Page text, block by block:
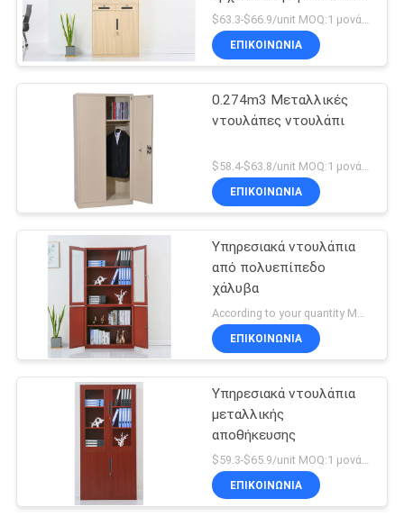
μεταλλικά έπιπλα
γραφείου
$63.3-$66.9/unit MOQ:1 μονάδα
ΕΠΙΚΟΙΝΩΝΊΑ
0.274m3 Μεταλλικές
ντουλάπες ντουλάπι
$58.4-$63.8/unit MOQ:1 μονάδα
ΕΠΙΚΟΙΝΩΝΊΑ
Υπηρεσιακά ντουλάπια
από πολυεπίπεδο
χάλυβα
ΕΠΙΚΟΙΝΩΝΊΑ
Υπηρεσιακά ντουλάπια
μεταλλικής
αποθήκευσης
ΕΠΙΚΟΙΝΩΝΊΑ